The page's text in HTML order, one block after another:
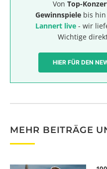
Von Top-
Gewinnspiele bis
Lannert live- wir
Wichtige
HIER FÜR DEN
MEHR BEITRÄGE